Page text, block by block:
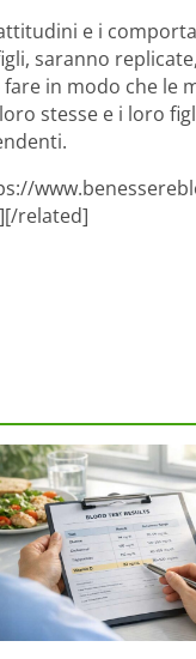
e i
saranno
in modo che le
stesse e i loro
related]